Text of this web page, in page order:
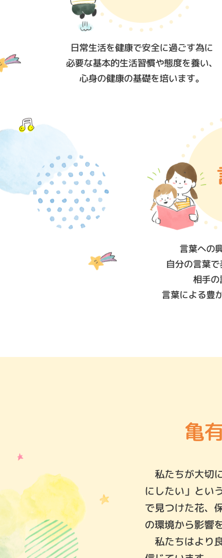
日常生活を健康で安全に過ごす為に
必要な基本的生活習慣や態度を養い、
心身の健康の基礎を培います。
言葉への
自分の言葉
相手
言葉による豊
亀
私たちが大切
にしたい」とい
で見つけた花、
の環境から影響
私たちはより